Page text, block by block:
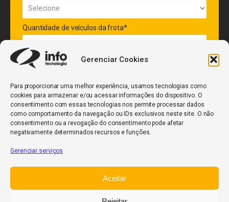
Gerenciar Cookies
Para proporcionar uma melhor experiência, usamos tecnologias como
cookies para armazenar e/ou acessar informações do dispositivo. O
consentimento com essas tecnologias nos permite processar dados
como comportamento da navegação ou IDs exclusivos neste site. O não
consentimento ou a revogação do consentimento pode afetar
negativamente determinados recursos e funções.
Gerenciar serviços
Aceitar
Quantidade de veículos da frota*
InfoCore